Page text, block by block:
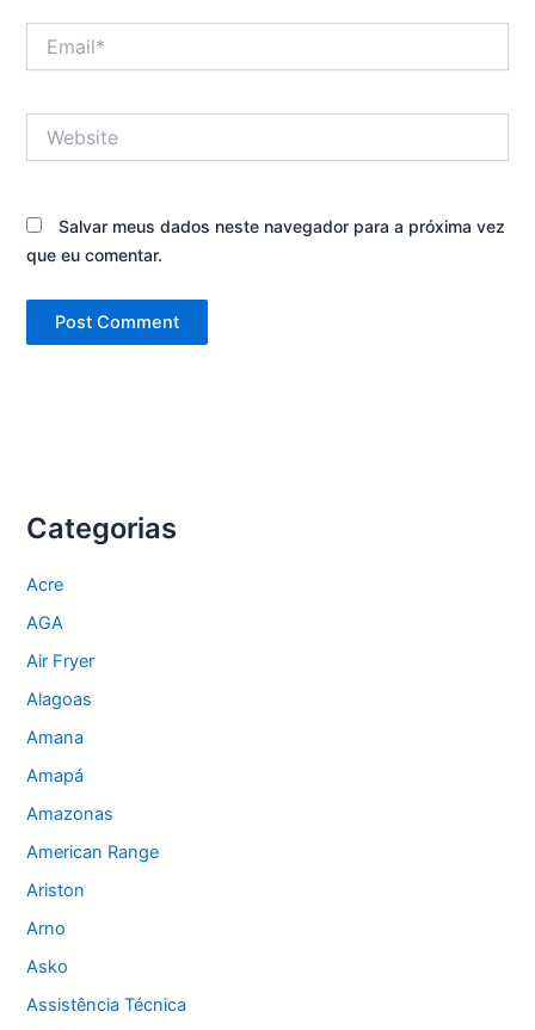
Salvar meus dados neste navegador para a próxima vez
que eu comentar.
Categorias
Acre
AGA
Air Fryer
Alagoas
Amana
Amapá
Amazonas
American Range
Ariston
Arno
Asko
Assistência Técnica